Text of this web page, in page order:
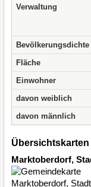
Verwaltung
Bevölkerungsdichte
Fläche
Einwohner
davon weiblich
davon männlich
Marktoberdorf,